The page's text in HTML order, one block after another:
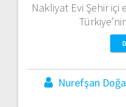
Nakliyat Evi Şehir içi
Nurefşan